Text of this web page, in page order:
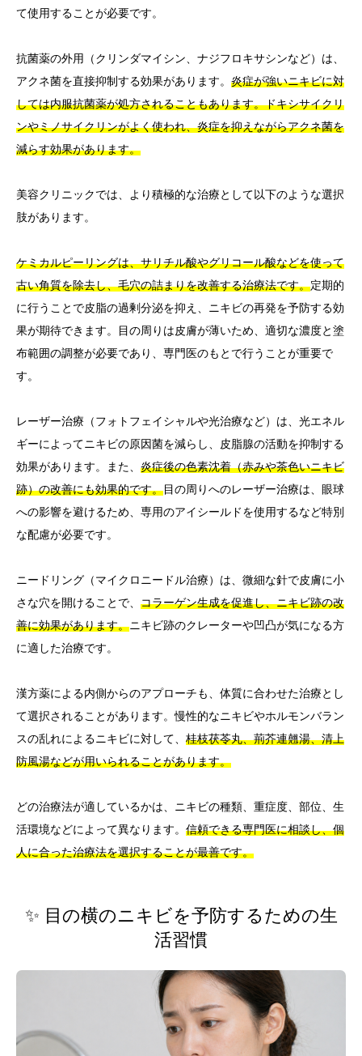
て使用することが必要です。
抗菌薬の外用（クリンダマイシン、ナジフロキサシンなど）は、
アクネ菌を直接抑制する効果があります。 炎症が強いニキビに対
しては内服抗菌薬が処方されることもあります。ドキシサイクリ
ンやミノサイクリンがよく使われ、炎症を抑えながらアクネ菌を
減らす効果があります。
美容クリニックでは、より積極的な治療として以下のような選択
肢があります。
ケミカルピーリングは、サリチル酸やグリコール酸などを使って
古い角質を除去し、毛穴の詰まりを改善する治療法です。定期的
に行うことで皮脂の過剰分泌を抑え、ニキビの再発を予防する効
果が期待できます。目の周りは皮膚が薄いため、適切な濃度と塗
布範囲の調整が必要であり、専門医のもとで行うことが重要で
す。
レーザー治療（フォトフェイシャルや光治療など）は、光エネル
ギーによってニキビの原因菌を減らし、皮脂腺の活動を抑制する
効果があります。また、 炎症後の色素沈着（赤みや茶色いニキビ
跡）の改善にも効果的です。目の周りへのレーザー治療は、眼球
への影響を避けるため、専用のアイシールドを使用するなど特別
な配慮が必要です。
ニードリング（マイクロニードル治療）は、微細な針で皮膚に小
さな穴を開けることで、 コラーゲン生成を促進し、ニキビ跡の改
善に効果があります。ニキビ跡のクレーターや凹凸が気になる方
に適した治療です。
漢方薬による内側からのアプローチも、体質に合わせた治療とし
て選択されることがあります。慢性的なニキビやホルモンバラン
スの乱れによるニキビに対して、 桂枝茯苓丸、荊芥連翹湯、清上
防風湯などが用いられることがあります。
どの治療法が適しているかは、ニキビの種類、重症度、部位、生
活環境などによって異なります。 信頼できる専門医に相談し、個
人に合った治療法を選択することが最善です。
✨ 目の横のニキビを予防するための生
活習慣